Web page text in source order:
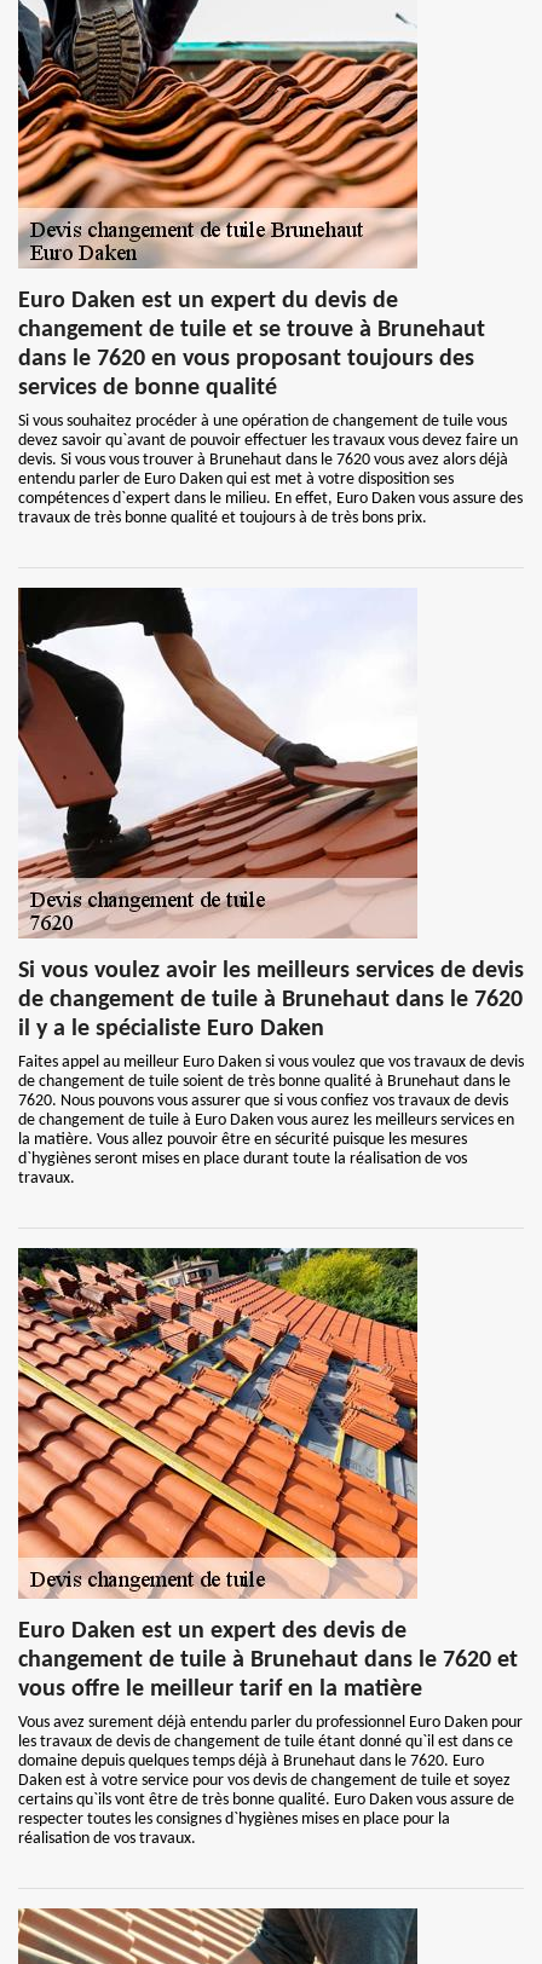
Euro Daken est un expert du devis de
changement de tuile et se trouve à Brunehaut
dans le 7620 en vous proposant toujours des
services de bonne qualité
Si vous souhaitez procéder à une opération de changement de tuile vous
devez savoir qu`avant de pouvoir effectuer les travaux vous devez faire un
devis. Si vous vous trouver à Brunehaut dans le 7620 vous avez alors déjà
entendu parler de Euro Daken qui est met à votre disposition ses
compétences d`expert dans le milieu. En effet, Euro Daken vous assure des
travaux de très bonne qualité et toujours à de très bons prix.
Si vous voulez avoir les meilleurs services de devis
de changement de tuile à Brunehaut dans le 7620
il y a le spécialiste Euro Daken
Faites appel au meilleur Euro Daken si vous voulez que vos travaux de devis
de changement de tuile soient de très bonne qualité à Brunehaut dans le
7620. Nous pouvons vous assurer que si vous confiez vos travaux de devis
de changement de tuile à Euro Daken vous aurez les meilleurs services en
la matière. Vous allez pouvoir être en sécurité puisque les mesures
d`hygiènes seront mises en place durant toute la réalisation de vos
travaux.
Euro Daken est un expert des devis de
changement de tuile à Brunehaut dans le 7620 et
vous offre le meilleur tarif en la matière
Vous avez surement déjà entendu parler du professionnel Euro Daken pour
les travaux de devis de changement de tuile étant donné qu`il est dans ce
domaine depuis quelques temps déjà à Brunehaut dans le 7620. Euro
Daken est à votre service pour vos devis de changement de tuile et soyez
certains qu`ils vont être de très bonne qualité. Euro Daken vous assure de
respecter toutes les consignes d`hygiènes mises en place pour la
réalisation de vos travaux.